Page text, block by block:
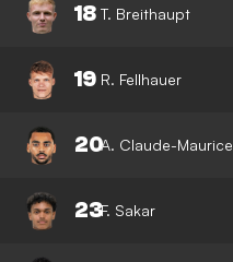
18 T. Breithaupt
19 R. Fellhauer
20A. Claude-Maurice
23F. Sakar